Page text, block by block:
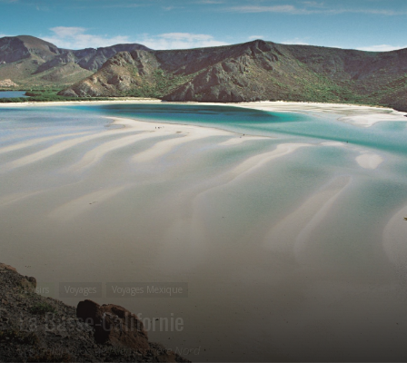
Loisirs Voyages Voyages Mexique
La Basse-Californie
Les Galápagos de l'hémisphère Nord